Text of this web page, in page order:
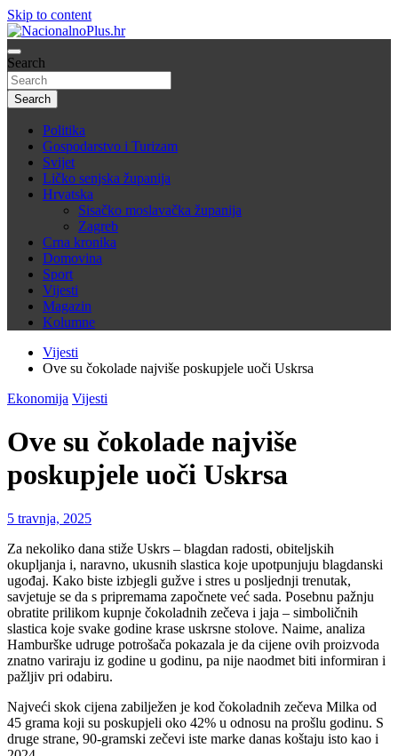
Skip to content
NacionalnoPlus.hr
Nacija želi znati više
Search
Search
Politika
Gospodarstvo i Turizam
Svijet
Ličko senjska županija
Hrvatska
Sisačko moslavačka županija
Zagreb
Crna kronika
Domovina
Sport
Vijesti
Magazin
Kolumne
Vijesti
Ove su čokolade najviše poskupjele uoči Uskrsa
Ekonomija Vijesti
Ove su čokolade najviše
poskupjele uoči Uskrsa
5 travnja, 2025
Za nekoliko dana stiže Uskrs – blagdan radosti, obiteljskih
okupljanja i, naravno, ukusnih slastica koje upotpunjuju blagdanski
ugođaj. Kako biste izbjegli gužve i stres u posljednji trenutak,
savjetuje se da s pripremama započnete već sada. Posebnu pažnju
obratite prilikom kupnje čokoladnih zečeva i jaja – simboličnih
slastica koje svake godine krase uskrsne stolove. Naime, analiza
Hamburške udruge potrošača pokazala je da cijene ovih proizvoda
znatno variraju iz godine u godinu, pa nije naodmet biti informiran i
pažljiv pri odabiru.
Najveći skok cijena zabilježen je kod čokoladnih zečeva Milka od
45 grama koji su poskupjeli oko 42% u odnosu na prošlu godinu. S
druge strane, 90-gramski zečevi iste marke danas koštaju isto kao i